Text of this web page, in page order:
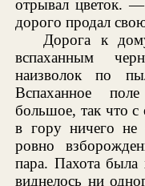
отрывал цветок.
дорого продал
Дорога к
вспаханным
наизволок по
Вспаханное
большое, так что с
в гору ничего не
ровно
пара. Пахота
виднелось ни